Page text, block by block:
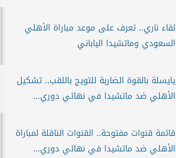
لقاء ناري.. تعرف على موعد مباراة الأهلي
السعودي وماتشيدا الياباني
يايسلة بالقوة الضاربة للتويج باللقب.. تشكيل
الأهلي ضد ماتشيدا في نهائي دوري...
قائمة قنوات مفتوحة.. القنوات الناقلة لمباراة
الأهلي ضد ماتشيدا في نهائي دوري...